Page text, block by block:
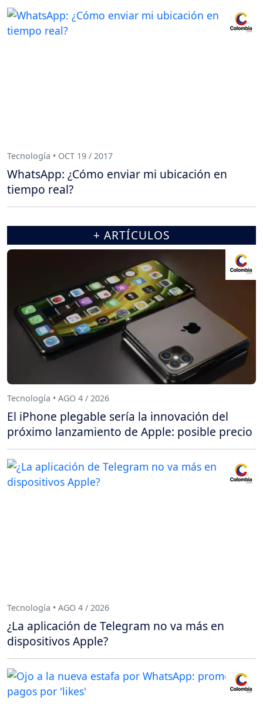
Tecnología • OCT 19 / 2017
WhatsApp: ¿Cómo enviar mi ubicación en
tiempo real?
+ ARTÍCULOS
Tecnología • AGO 4 / 2026
El iPhone plegable sería la innovación del
próximo lanzamiento de Apple: posible precio
Tecnología • AGO 4 / 2026
¿La aplicación de Telegram no va más en
dispositivos Apple?